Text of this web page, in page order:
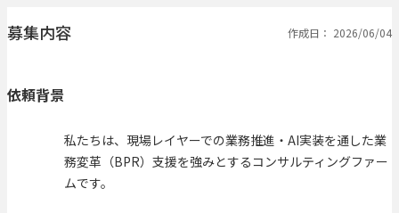
募集内容 作成日： 2026/06/04
依頼背景
私たちは、現場レイヤーでの業務推進・AI実装を通した業
務変革（BPR）支援を強みとするコンサルティングファー
ムです。